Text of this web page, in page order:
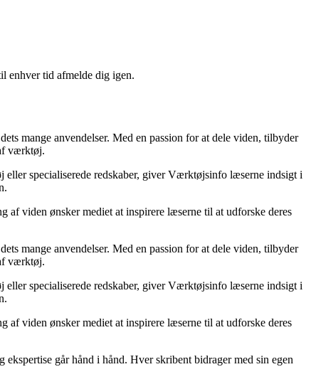
enhver tid afmelde dig igen.
mange anvendelser. Med en passion for at dele viden, tilbyder
værktøj.
specialiserede redskaber, giver Værktøjsinfo læserne indsigt i
viden ønsker mediet at inspirere læserne til at udforske deres
mange anvendelser. Med en passion for at dele viden, tilbyder
værktøj.
specialiserede redskaber, giver Værktøjsinfo læserne indsigt i
viden ønsker mediet at inspirere læserne til at udforske deres
går hånd i hånd. Hver skribent bidrager med sin egen